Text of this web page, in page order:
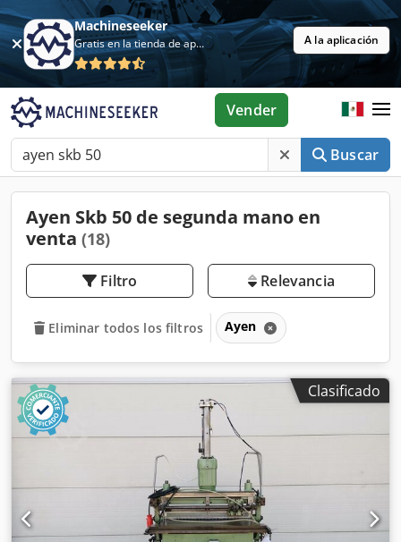
Machineseeker
Gratis en la tienda de aplicaciones A la aplicación
Buscar
Vender
Ayen Skb 50 de segunda mano en
venta (18)
Filtro Relevancia
Eliminar todos los filtros Ayen
Clasificado